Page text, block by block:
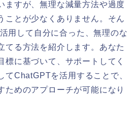
ますが、無理な減量方法や過度
ことが少なくありません。そん
用して自分に合った、無理のな
てる方法を紹介します。あなた
標に基づいて、サポートしてく
てChatGPTを活用することで、
ためのアプローチが可能になり